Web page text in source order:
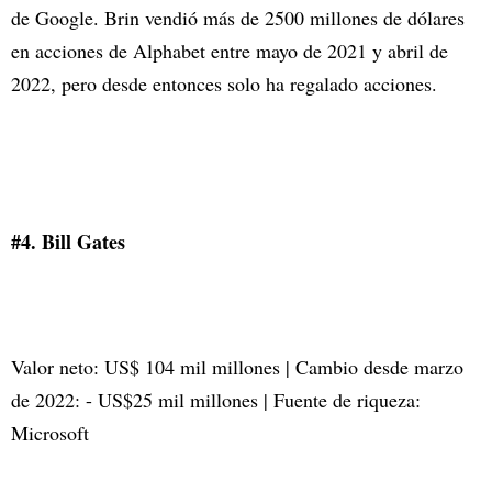
de Google. Brin vendió más de 2500 millones de dólares
en acciones de Alphabet entre mayo de 2021 y abril de
2022, pero desde entonces solo ha regalado acciones.
#4. Bill Gates
Valor neto: US$ 104 mil millones | Cambio desde marzo
de 2022: - US$25 mil millones | Fuente de riqueza:
Microsoft